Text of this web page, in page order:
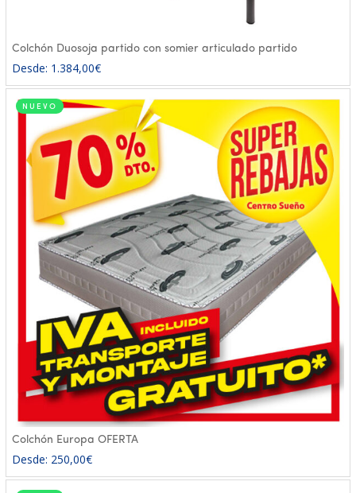
Colchón Duosoja partido con somier articulado partido
Desde: 1.384,00€
NUEVO
Colchón Europa OFERTA
Desde: 250,00€